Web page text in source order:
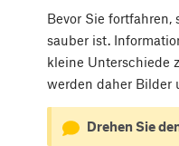
Bevor Sie
sauber ist.
kleine Unterschiede
werden daher Bilder
Drehen Sie